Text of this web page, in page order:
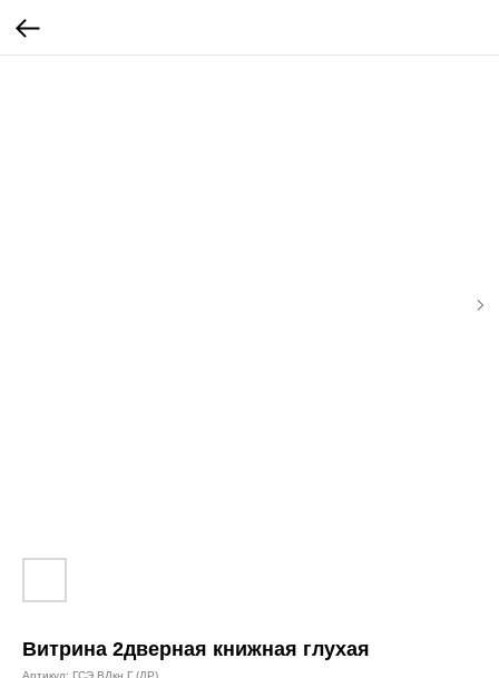
Витрина 2дверная книжная глухая
Артикул: ГСЭ ВДкн Г (ДР)